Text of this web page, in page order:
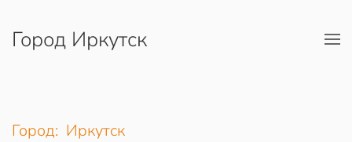
Перейти к содержимому
Город Иркутск
Город: Иркутск